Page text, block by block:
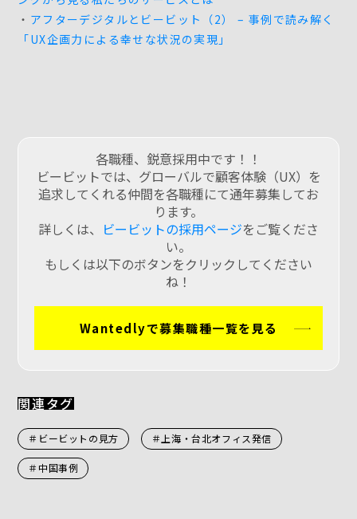
・ アフターデジタルとビービット（2） – 事例で読み解く
「UX企画力による幸せな状況の実現」
各職種、鋭意採用中です！！
ビービットでは、グローバルで顧客体験（UX）を
追求してくれる仲間を各職種にて通年募集してお
ります。
詳しくは、 ビービットの採用ページをご覧くださ
い。
もしくは以下のボタンをクリックしてください
ね！
Wantedlyで募集職種一覧を見る
関連タグ
＃ビービットの見方 ＃上海・台北オフィス発信
＃中国事例